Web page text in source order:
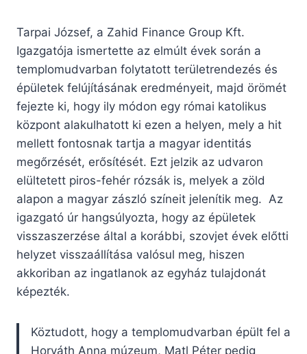
Tarpai József, a Zahid Finance Group Kft.
Igazgatója ismertette az elmúlt évek során a
templomudvarban folytatott területrendezés és
épületek felújításának eredményeit, majd örömét
fejezte ki, hogy ily módon egy római katolikus
központ alakulhatott ki ezen a helyen, mely a hit
mellett fontosnak tartja a magyar identitás
megőrzését, erősítését. Ezt jelzik az udvaron
elültetett piros-fehér rózsák is, melyek a zöld
alapon a magyar zászló színeit jelenítik meg. Az
igazgató úr hangsúlyozta, hogy az épületek
visszaszerzése által a korábbi, szovjet évek előtti
helyzet visszaállítása valósul meg, hiszen
akkoriban az ingatlanok az egyház tulajdonát
képezték.
Köztudott, hogy a templomudvarban épült fel a
Horváth Anna múzeum, Matl Péter pedig